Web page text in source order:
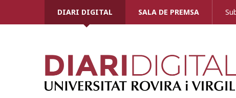
DIARI DIGITAL SALA DE PREMSA